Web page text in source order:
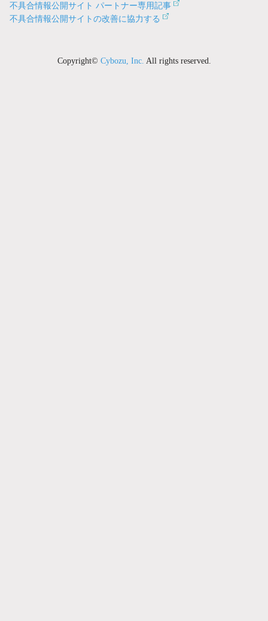
不具合情報公開サイト パートナー専用記事
不具合情報公開サイトの改善に協力する
Copyright© Cybozu, Inc. All rights reserved.